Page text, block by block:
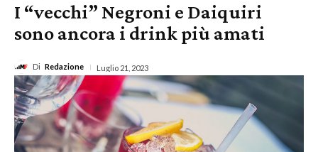
I “vecchi” Negroni e Daiquiri
sono ancora i drink più amati
Di Redazione Luglio 21, 2023